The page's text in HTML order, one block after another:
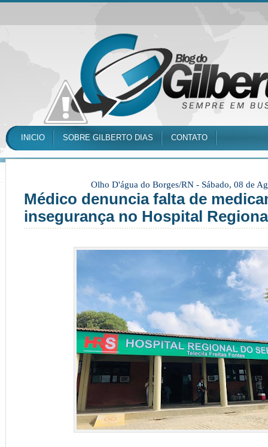
INICIO SOBRE GILBERTO DIAS CONTATO
Olho D'água do Borges/RN - Sábado, 08 de
Médico denuncia falta de
insegurança no Hospital